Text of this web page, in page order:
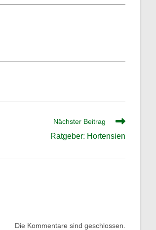
Nächster Beitrag
Ratgeber: Hortensien
Die Kommentare sind geschlossen.